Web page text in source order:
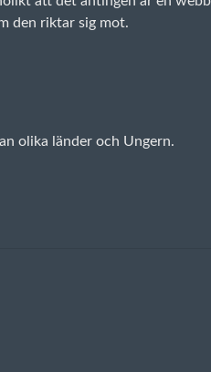
den riktar sig mot.
olika länder och Ungern.